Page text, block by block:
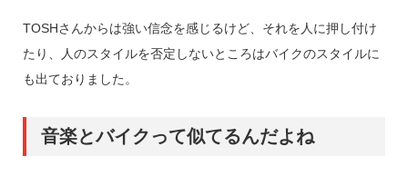
TOSHさんからは強い信念を感じるけど、それを人に押し付け
たり、人のスタイルを否定しないところはバイクのスタイルに
も出ておりました。
音楽とバイクって似てるんだよね